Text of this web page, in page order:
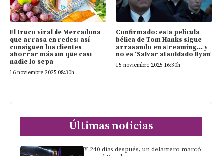
El truco viral de Mercadona
que arrasa en redes: así
consiguen los clientes
ahorrar más sin que casi
nadie lo sepa
16 noviembre 2025 08:30h
Confirmado: esta película
bélica de Tom Hanks sigue
arrasando en streaming… y
no es ‘Salvar al soldado Ryan’
15 noviembre 2025 16:30h
Últimas noticias
Y 240 días después, un delantero marcó